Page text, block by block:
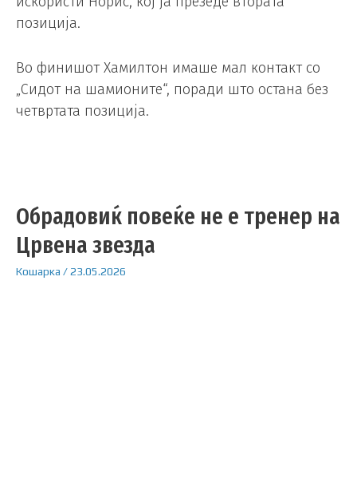
позиција.
Во финишот Хамилтон имаше мал контакт со
„Сидот на шамионите“, поради што остана без
четвртата позиција.
Обрадовиќ повеќе не е тренер на
Црвена звезда
Кошарка /23.05.2026